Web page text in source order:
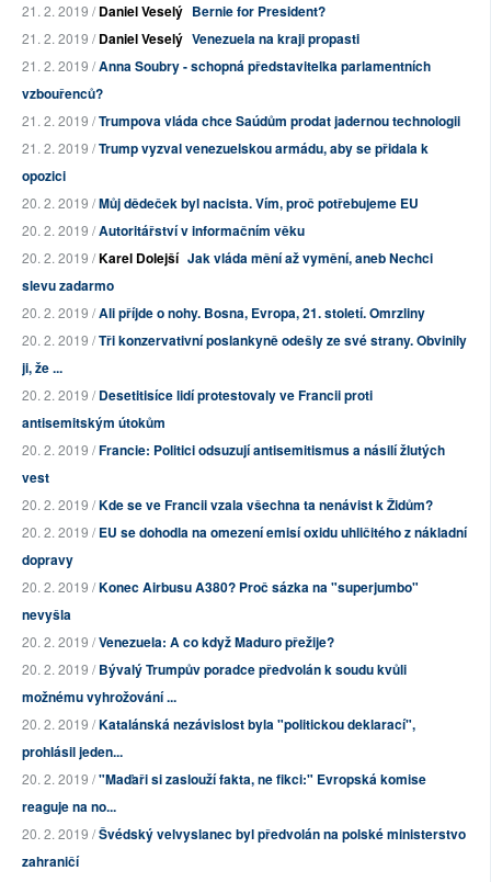
21. 2. 2019 /Daniel Veselý Bernie for President?
21. 2. 2019 /Daniel Veselý Venezuela na kraji propasti
21. 2. 2019 /Anna Soubry - schopná představitelka parlamentních
vzbouřenců?
21. 2. 2019 /Trumpova vláda chce Saúdům prodat jadernou technologii
21. 2. 2019 /Trump vyzval venezuelskou armádu, aby se přidala k
opozici
20. 2. 2019 /Můj dědeček byl nacista. Vím, proč potřebujeme EU
20. 2. 2019 /Autoritářství v informačním věku
20. 2. 2019 /Karel Dolejší Jak vláda mění až vymění, aneb Nechci
slevu zadarmo
20. 2. 2019 /Ali příjde o nohy. Bosna, Evropa, 21. století. Omrzliny
20. 2. 2019 /Tři konzervativní poslankyně odešly ze své strany. Obvinily
ji, že ...
20. 2. 2019 /Desetitisíce lidí protestovaly ve Francii proti
antisemitským útokům
20. 2. 2019 /Francie: Politici odsuzují antisemitismus a násilí žlutých
vest
20. 2. 2019 /Kde se ve Francii vzala všechna ta nenávist k Židům?
20. 2. 2019 /EU se dohodla na omezení emisí oxidu uhličitého z nákladní
dopravy
20. 2. 2019 /Konec Airbusu A380? Proč sázka na "superjumbo"
nevyšla
20. 2. 2019 /Venezuela: A co když Maduro přežije?
20. 2. 2019 /Bývalý Trumpův poradce předvolán k soudu kvůli
možnému vyhrožování ...
20. 2. 2019 /Katalánská nezávislost byla "politickou deklarací",
prohlásil jeden...
20. 2. 2019 /"Maďaři si zaslouží fakta, ne fikci:" Evropská komise
reaguje na no...
20. 2. 2019 /Švédský velvyslanec byl předvolán na polské ministerstvo
zahraničí